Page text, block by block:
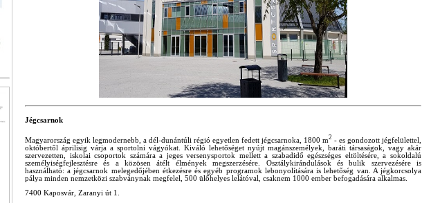
Jégcsarnok
Magyarország egyik legmodernebb, a dél-dunántúli régió egyetlen fedett jégcsarnoka, 1800 m2 - es gondozott jégfelülettel,
októbertől áprilisig várja a sportolni vágyókat. Kiváló lehetőséget nyújt magánszemélyek, baráti társaságok, vagy akár
szervezetten, iskolai csoportok számára a jeges versenysportok mellett a szabadidő egészséges eltöltésére, a sokoldalú
személyiségfejlesztésre és a közösen átélt élmények megszerzésére. Osztálykirándulások és bulik szervezésére is
használható: a jégcsarnok melegedőjében étkezésre és egyéb programok lebonyolítására is lehetőség van. A jégkorcsolya
pálya minden nemzetközi szabványnak megfelel, 500 ülőhelyes lelátóval, csaknem 1000 ember befogadására alkalmas.
7400 Kaposvár, Zaranyi út 1.